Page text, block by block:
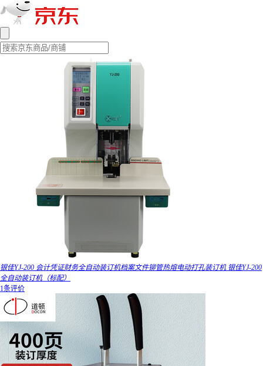
银佳YJ-200 会计凭证财务全自动装订机档案文件铆管热熔电动打孔装订机 银佳YJ-200
全自动装订机（标配）
1条评价